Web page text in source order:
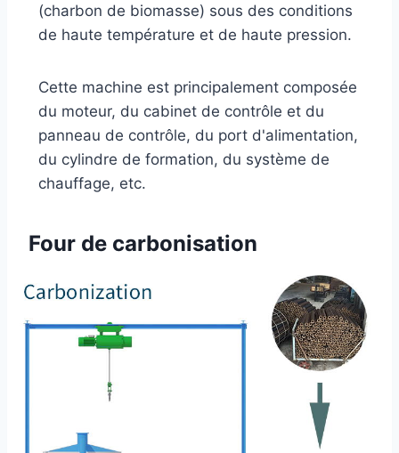
(charbon de biomasse) sous des conditions
de haute température et de haute pression.
Cette machine est principalement composée
du moteur, du cabinet de contrôle et du
panneau de contrôle, du port d'alimentation,
du cylindre de formation, du système de
chauffage, etc.
Four de carbonisation